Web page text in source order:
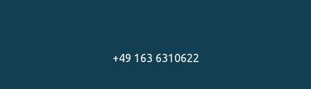
+49 163 6310622